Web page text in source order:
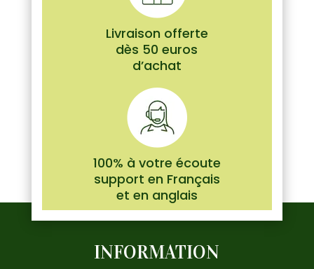
Livraison offerte
dès 50 euros
d’achat
100% à votre écoute
support en Français
et en anglais
INFORMATION